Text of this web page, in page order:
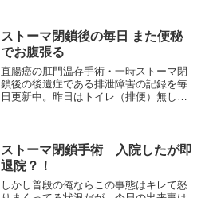
ストーマ閉鎖後の毎日 また便秘
でお腹張る
直腸癌の肛門温存手術・一時ストーマ閉
鎖後の後遺症である排泄障害の記録を毎
日更新中。昨日はトイレ（排便）無し。
過中。昨日から、腸があ...
ストーマ閉鎖手術 入院したが即
退院？！
しかし普段の俺ならこの事態はキレて怒